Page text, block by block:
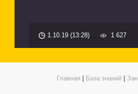
1.10.19 (13:28) 1 627
Главная База знаний